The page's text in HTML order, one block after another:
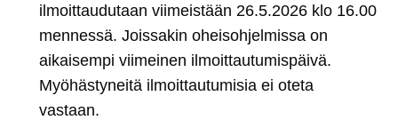
ilmoittaudutaan viimeistään 26.5.2026 klo 16.00
mennessä. Joissakin oheisohjelmissa on
aikaisempi viimeinen ilmoittautumispäivä.
Myöhästyneitä ilmoittautumisia ei oteta
vastaan.